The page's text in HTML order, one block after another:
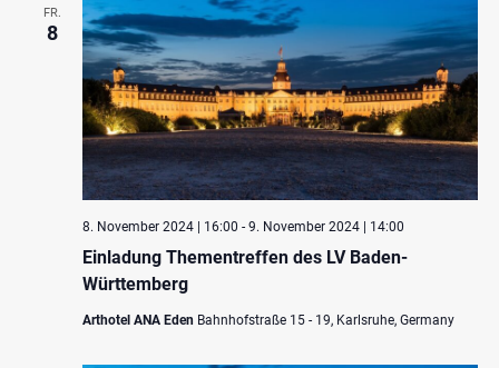
FR.
8
Einladung Thementreffen des LV Baden-
Württemberg
8. November 2024 | 16:00 - 9. November 2024 | 14:00
Arthotel ANA Eden Bahnhofstraße 15 - 19, Karlsruhe, Germany